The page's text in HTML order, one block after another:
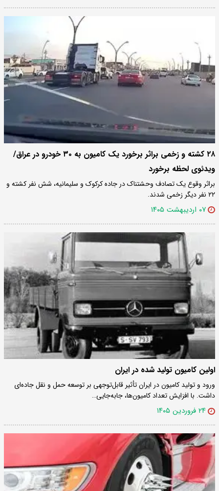
۲۸ کشته و زخمی براثر برخورد یک کامیون به ۳۰ خودرو در عراق/
ویدئوی لحظه برخورد
براثر وقوع یک تصادف وحشتناک در جاده‌ کرکوک و سلیمانیه، شش نفر کشته و
۲۲ نفر دیگر زخمی شدند.
۰۷ اردیبهشت ۱۴۰۵
اولین کامیون تولید شده در ایران
ورود و تولید کامیون در ایران تأثیر قابل‌توجهی بر توسعه حمل و نقل جاده‌ای
داشت. با افزایش تعداد کامیون‌ها، جابه‌جایی…
۲۴ فروردین ۱۴۰۵